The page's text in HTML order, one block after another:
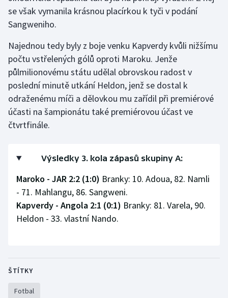
Moderní pětiboj
Motorsport
Olympijské hry
Parasport
Plavání
Rychlobruslení
Rychlostní kanoistika
Stolní tenis
se však vymanila krásnou placírkou k tyči v podání
Sangweniho.
Najednou tedy byly z boje venku Kapverdy kvůli nižšímu
počtu vstřelených gólů oproti Maroku. Jenže
půlmilionovému státu udělal obrovskou radost v
poslední minutě utkání Heldon, jenž se dostal k
odraženému míči a dělovkou mu zařídil při premiérové
účasti na šampionátu také premiérovou účast ve
čtvrtfinále.
Výsledky 3. kola zápasů skupiny A:
Maroko - JAR 2:2 (1:0) Branky: 10. Adoua, 82. Namli
- 71. Mahlangu, 86. Sangweni.
Kapverdy - Angola 2:1 (0:1) Branky: 81. Varela, 90.
Heldon - 33. vlastní Nando.
ŠTÍTKY
Fotbal